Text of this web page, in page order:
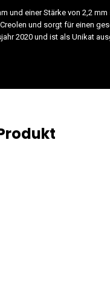
und einer Stärke von 2,2
und sorgt für einen
2020 und ist als Unikat